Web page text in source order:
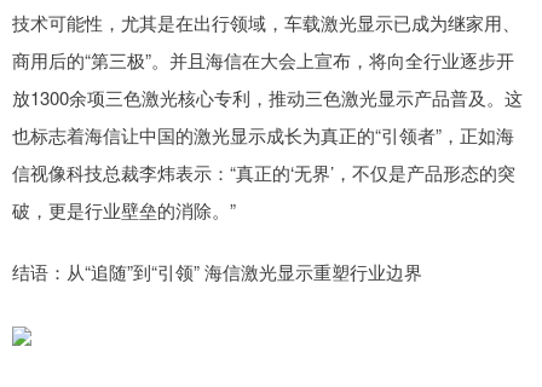
技术可能性，尤其是在出行领域，车载激光显示已成为继家用、
商用后的“第三极”。并且海信在大会上宣布，将向全行业逐步开
放1300余项三色激光核心专利，推动三色激光显示产品普及。这
也标志着海信让中国的激光显示成长为真正的“引领者”，正如海
信视像科技总裁李炜表示：“真正的‘无界’，不仅是产品形态的突
破，更是行业壁垒的消除。”
结语：从“追随”到“引领” 海信激光显示重塑行业边界